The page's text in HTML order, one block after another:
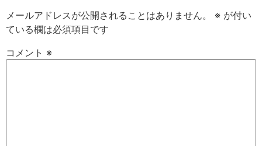
メールアドレスが公開されることはありません。 ※ が付い
ている欄は必須項目です
コメント ※